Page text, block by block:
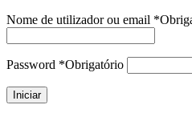
Nome de utilizador ou email *
Password *Obrigatório
Iniciar